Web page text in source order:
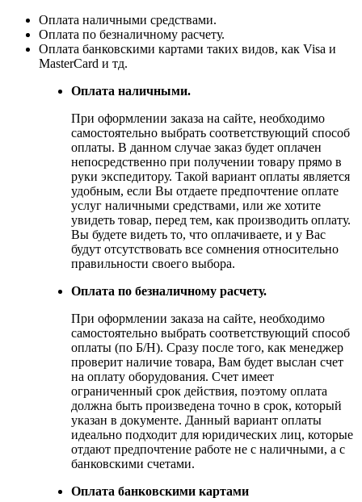
Оплата наличными средствами.
Оплата по безналичному расчету.
Оплата банковскими картами таких видов, как Visa и
MasterCard и тд.
Оплата наличными.
При оформлении заказа на сайте, необходимо
самостоятельно выбрать соответствующий способ
оплаты. В данном случае заказ будет оплачен
непосредственно при получении товару прямо в
руки экспедитору. Такой вариант оплаты является
удобным, если Вы отдаете предпочтение оплате
услуг наличными средствами, или же хотите
увидеть товар, перед тем, как производить оплату.
Вы будете видеть то, что оплачиваете, и у Вас
будут отсутствовать все сомнения относительно
правильности своего выбора.
Оплата по безналичному расчету.
При оформлении заказа на сайте, необходимо
самостоятельно выбрать соответствующий способ
оплаты (по Б/Н). Сразу после того, как менеджер
проверит наличие товара, Вам будет выслан счет
на оплату оборудования. Счет имеет
ограниченный срок действия, поэтому оплата
должна быть произведена точно в срок, который
указан в документе. Данный вариант оплаты
идеально подходит для юридических лиц, которые
отдают предпочтение работе не с наличными, а с
банковскими счетами.
Оплата банковскими картами